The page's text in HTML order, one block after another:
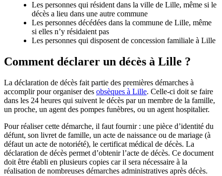
Les personnes qui résident dans la ville de Lille, même si le
décès a lieu dans une autre commune
Les personnes décédées dans la commune de Lille, même
si elles n’y résidaient pas
Les personnes qui disposent de concession familiale à Lille
Comment déclarer un décès à Lille ?
La déclaration de décès fait partie des premières démarches à
accomplir pour organiser des obsèques à Lille. Celle-ci doit se faire
dans les 24 heures qui suivent le décès par un membre de la famille,
un proche, un agent des pompes funèbres, ou un agent hospitalier.
Pour réaliser cette démarche, il faut fournir : une pièce d’identité du
défunt, son livret de famille, un acte de naissance ou de mariage (à
défaut un acte de notoriété), le certificat médical de décès. La
déclaration de décès permet d’obtenir l’acte de décès. Ce document
doit être établi en plusieurs copies car il sera nécessaire à la
réalisation de nombreuses démarches administratives après décès.